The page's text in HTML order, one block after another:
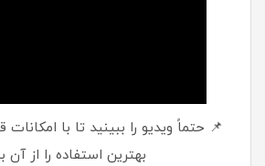
📌 حتماً ویدیو را ببینید تا با
بهترین استفاده را از آن